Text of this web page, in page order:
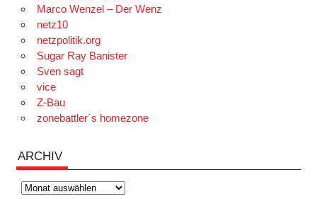
Marco Wenzel – Der Wenz
netz10
netzpolitik.org
Sugar Ray Banister
Sven sagt
vice
Z-Bau
zonebattler´s homezone
ARCHIV
Archiv